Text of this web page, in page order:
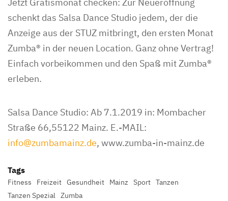
schenkt das Salsa Dance Studio jedem, der die
Anzeige aus der STUZ mitbringt, den ersten Monat
Zumba® in der neuen Location. Ganz ohne Vertrag!
Einfach vorbeikommen und den Spaß mit Zumba®
erleben.
Salsa Dance Studio: Ab 7.1.2019 in: Mombacher
Straße 66,55122 Mainz. E.-MAIL:
info@zumbamainz.de, www.zumba-in-mainz.de
Tags
Fitness Freizeit Gesundheit Mainz Sport Tanzen
Tanzen Spezial Zumba